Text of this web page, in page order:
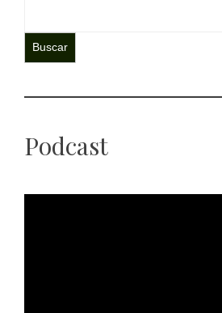
Buscar
Podcast